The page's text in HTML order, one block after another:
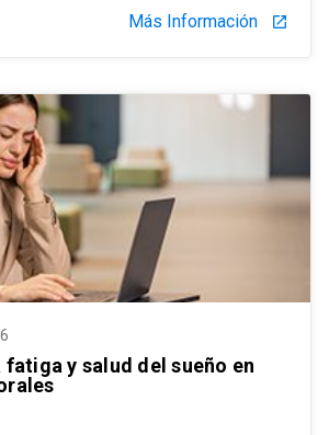
Más Información launch
fatiga y salud del sueño en